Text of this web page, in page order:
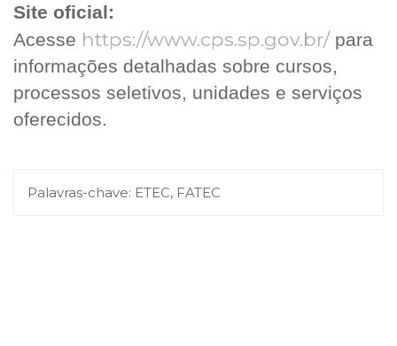
Site oficial:
Acesse https://www.cps.sp.gov.br/ para
informações detalhadas sobre cursos,
processos seletivos, unidades e serviços
oferecidos.
Palavras-chave: ETEC, FATEC